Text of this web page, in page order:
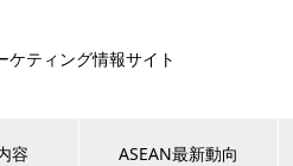
ケティング情報サイト
容 ASEAN最新動向